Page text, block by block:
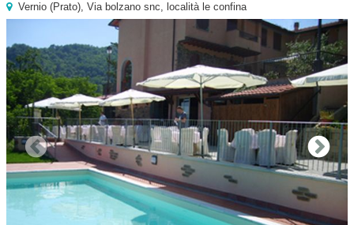
Vernio (Prato), Via bolzano snc, località le confina